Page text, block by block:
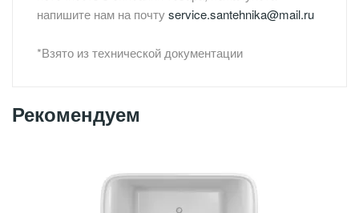
напишите нам на почтуservice.santehnika@mail.ru
*Взято из технической документации
Рекомендуем